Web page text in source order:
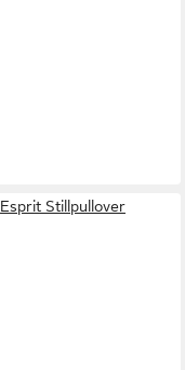
Esprit Stillpullover